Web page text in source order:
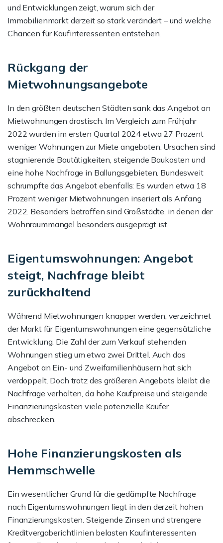
und Entwicklungen zeigt, warum sich der
Immobilienmarkt derzeit so stark verändert – und welche
Chancen für Kaufinteressenten entstehen.
Rückgang der
Mietwohnungsangebote
In den größten deutschen Städten sank das Angebot an
Mietwohnungen drastisch. Im Vergleich zum Frühjahr
2022 wurden im ersten Quartal 2024 etwa 27 Prozent
weniger Wohnungen zur Miete angeboten. Ursachen sind
stagnierende Bautätigkeiten, steigende Baukosten und
eine hohe Nachfrage in Ballungsgebieten. Bundesweit
schrumpfte das Angebot ebenfalls: Es wurden etwa 18
Prozent weniger Mietwohnungen inseriert als Anfang
2022. Besonders betroffen sind Großstädte, in denen der
Wohnraummangel besonders ausgeprägt ist.
Eigentumswohnungen: Angebot
steigt, Nachfrage bleibt
zurückhaltend
Während Mietwohnungen knapper werden, verzeichnet
der Markt für Eigentumswohnungen eine gegensätzliche
Entwicklung. Die Zahl der zum Verkauf stehenden
Wohnungen stieg um etwa zwei Drittel. Auch das
Angebot an Ein- und Zweifamilienhäusern hat sich
verdoppelt. Doch trotz des größeren Angebots bleibt die
Nachfrage verhalten, da hohe Kaufpreise und steigende
Finanzierungskosten viele potenzielle Käufer
abschrecken.
Hohe Finanzierungskosten als
Hemmschwelle
Ein wesentlicher Grund für die gedämpfte Nachfrage
nach Eigentumswohnungen liegt in den derzeit hohen
Finanzierungskosten. Steigende Zinsen und strengere
Kreditvergaberichtlinien belasten Kaufinteressenten